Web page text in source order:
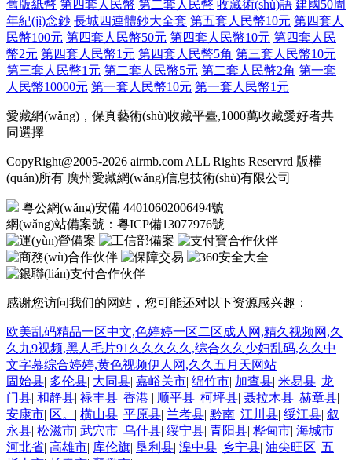
舊版紙幣 第四套人民幣 第二套人民幣 收藏術(shù)語 建國50周
年紀(jì)念鈔 長城四連體鈔大全套 第五套人民幣10元 第四套人
民幣100元 第四套人民幣50元 第四套人民幣10元 第四套人民
幣2元 第四套人民幣1元 第四套人民幣5角 第三套人民幣10元
第三套人民幣1元 第二套人民幣5元 第二套人民幣2角 第一套
人民幣10000元 第一套人民幣10元 第一套人民幣1元
愛藏網(wǎng)，保真藝術(shù)收藏平臺,1000萬收藏愛好者共
同選擇
CopyRight@2005-2026 airmb.com ALL Rights Reservrd 版權
(quán)所有 廣州愛藏網(wǎng)信息技術(shù)有限公司
粵公網(wǎng)安備 44010602006494號
網(wǎng)站備案號： 粵ICP備13077976號
感谢您访问我们的网站，您可能还对以下资源感兴趣：
欧美乱码精品一区中文,色婷婷一区二区成人网,精久视频网,久
久九9视频,黑人毛片91久久久久久,综合久久少妇乱码,久久中
文字幕综合婷婷,黄色视频伊人网,久久五月天网站
固始县| 多伦县| 大同县| 嘉峪关市| 绵竹市| 加查县| 米易县| 龙
门县| 和静县| 禄丰县| 香港 | 顺平县| 柯坪县| 聂拉木县| 赫章县|
安康市| 区。 | 横山县| 平原县| 兰考县| 黔南| 江川县| 绥江县| 叙
永县| 松滋市| 武穴市| 乌什县| 绥宁县| 青阳县| 桦甸市| 海城市|
河北省| 高雄市| 库伦旗| 垦利县| 湟中县| 乡宁县| 油尖旺区| 五